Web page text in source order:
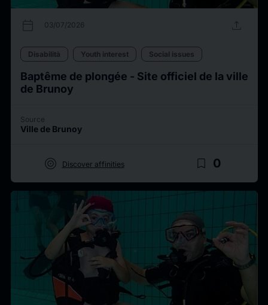
calendar_today 03/07/2026 upload
Disabilità Youth interest Social issues
Baptême de plongée - Site officiel de la ville
de Brunoy
Source
Ville de Brunoy
target Discover affinities bookmark_border 0